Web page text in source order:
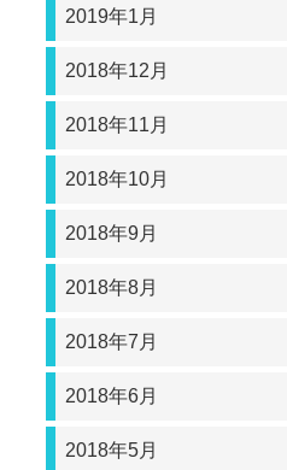
2019年1月
2018年12月
2018年11月
2018年10月
2018年9月
2018年8月
2018年7月
2018年6月
2018年5月